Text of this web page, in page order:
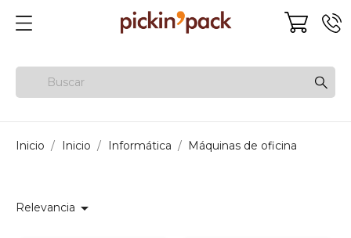
Inicio Inicio Informática Máquinas de oficina
Relevancia 